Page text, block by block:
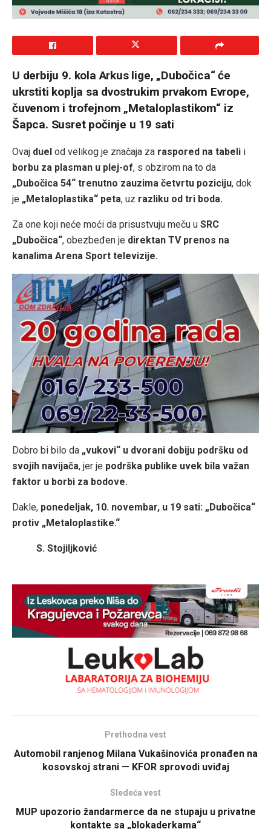
U derbiju 9. kola Arkus lige, „Dubočica“ će
ukrstiti koplja sa dvostrukim prvakom Evrope,
čuvenom i trofejnom „Metaloplastikom“ iz
Šapca. Susret počinje u 19 sati
Ovaj duel od velikog je značaja za raspored na tabeli i
borbu za plasman u plej-of, s obzirom na to da
„Dubočica 54“ trenutno zauzima četvrtu poziciju, dok
je „Metaloplastika“ peta, uz razliku od tri boda.
Za one koji neće moći da prisustvuju meču u SRC
„Dubočica“, obezbeđen je direktan TV prenos na
kanalima Arena Sport televizije.
Dobro bi bilo da „vukovi“ u dvorani dobiju podršku od
svojih navijača, jer je podrška publike uvek bila važan
faktor u borbi za bodove.
Dakle, ponedeljak, 10. novembar, u 19 sati: „Dubočica“
protiv „Metaloplastike.“
S. Stojiljković
Prethodna vest
Automobil ranjenog Milana Vukašinovića pronađen na
kosovskoj strani — KFOR sprovodi uviđaj
Sledeća vest
MUP upozorio žandarmerce da ne stupaju u privatne
kontakte sa „blokaderkama“